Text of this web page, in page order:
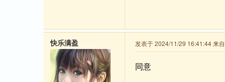
发表于 2024/11/29 16:41:44 来
同意
快乐满盈